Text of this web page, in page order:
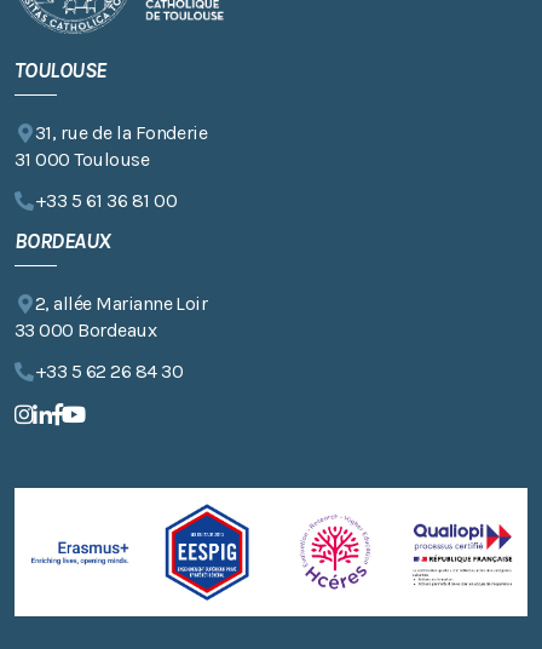
TOULOUSE
31, rue de la Fonderie
31 000 Toulouse
+33 5 61 36 81 00
BORDEAUX
2, allée Marianne Loir
33 000 Bordeaux
+33 5 62 26 84 30